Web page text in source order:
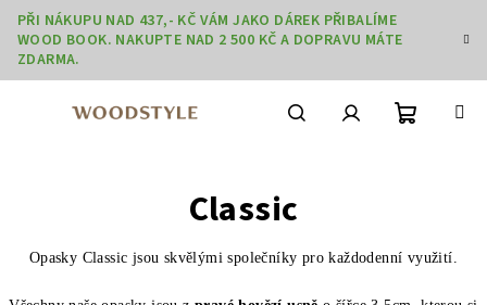
Přejít
obsah
PŘI NÁKUPU NAD 437,- KČ VÁM JAKO DÁREK PŘIBALÍME
WOOD BOOK. NAKUPTE NAD 2 500 KČ A DOPRAVU MÁTE
ZDARMA.
Classic
Opasky Classic jsou skvělými společníky pro každodenní využití.